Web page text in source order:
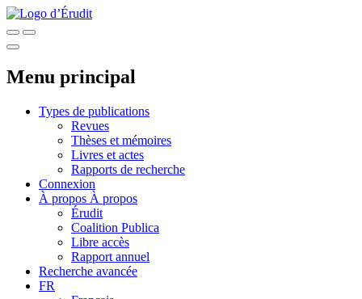
Menu principal
Types de publications
Revues
Thèses et mémoires
Livres et actes
Rapports de recherche
Connexion
À propos À propos
Érudit
Coalition Publica
Libre accès
Rapport annuel
Recherche avancée
FR